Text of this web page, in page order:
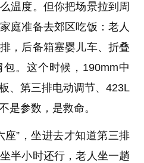
温度。但你把场景拉到周
庭准备去郊区吃饭：老人
，后备箱塞婴儿车、折叠
。这个时候，190mm中
、第三排电动调节、423L
是参数，是救命。
座”，坐进去才知道第三排
半小时还行，老人坐一趟